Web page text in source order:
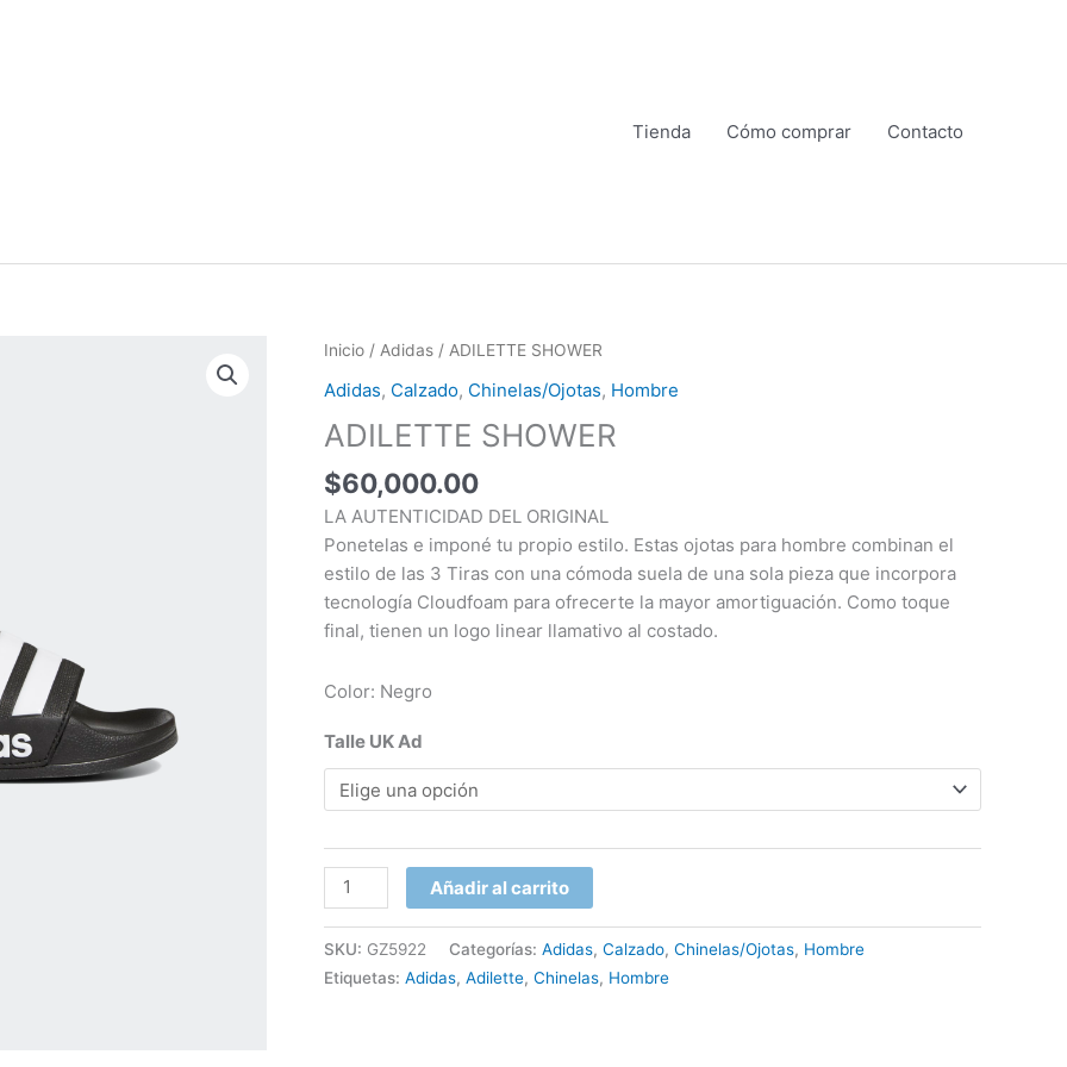
Tienda Cómo comprar Contacto
Inicio / Adidas / ADILETTE SHOWER
Adidas, Calzado, Chinelas/Ojotas, Hombre
ADILETTE SHOWER
$60,000.00
LA AUTENTICIDAD DEL ORIGINAL
Ponetelas e imponé tu propio estilo. Estas ojotas para hombre combinan el
estilo de las 3 Tiras con una cómoda suela de una sola pieza que incorpora
tecnología Cloudfoam para ofrecerte la mayor amortiguación. Como toque
final, tienen un logo linear llamativo al costado.
Color: Negro
Talle UK Ad
ADILETTE
SHOWER
cantidad
Añadir al carrito
SKU: GZ5922 Categorías: Adidas, Calzado, Chinelas/Ojotas, Hombre
Etiquetas: Adidas, Adilette, Chinelas, Hombre